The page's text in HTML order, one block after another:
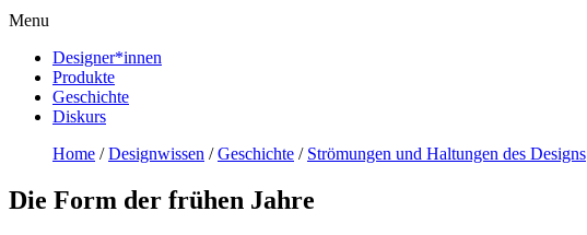
Menu
Designer*innen
Produkte
Geschichte
Diskurs
Home /Designwissen /Geschichte / Strömungen und Haltungen des Designs
Die Form der frühen Jahre